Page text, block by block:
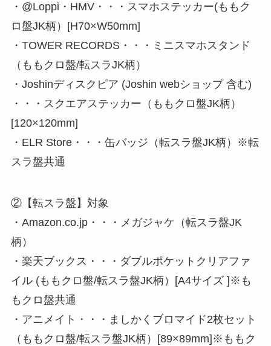
・@Loppi・HMV・・・スマホステッカー(ももク
ロ盤JK柄）[H70×W50mm]
・TOWER RECORDS・・・ミニスマホスタンド
（ももクロ盤/転スラJK柄）
・Joshinディスクピア (Joshin webショップ 含む)
・・・スクエアステッカー（ももクロ盤JK柄）
[120×120mm]
・ELR Store・・・缶バッジ（転スラ盤JK柄）※転
スラ盤共通
②【転スラ盤】対象
・Amazon.co.jp・・・メガジャケ（転スラ盤JK
柄）
・楽天ブックス・・・ダブルポケットクリアファ
イル (ももクロ盤/転スラ盤JK柄）[A4サイズ ]※も
もクロ盤共通
・アニメイト・・・ましかくブロマイド2枚セット
（ももクロ盤/転スラ盤JK柄）[89×89mm]※ももク